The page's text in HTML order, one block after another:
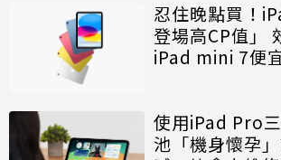
忍住晚點買！
登場高CP值」
iPad mini 7便
使用iPad Pro
池「機身懷孕